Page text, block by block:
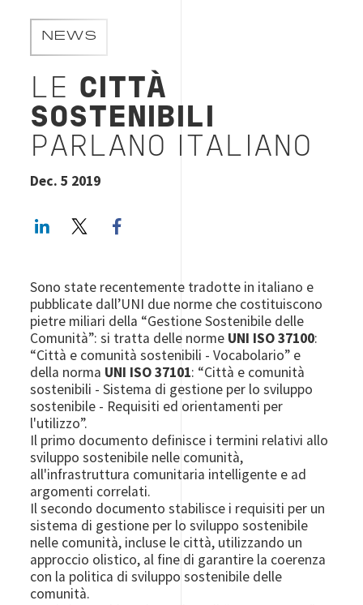
NEWS
LE CITTÀ
SOSTENIBILI
PARLANO ITALIANO
Dec. 5 2019
LinkedInTwitter
Sono state recentemente tradotte in italiano e
pubblicate dall’UNI due norme che costituiscono
pietre miliari della “Gestione Sostenibile delle
Comunità”: si tratta delle norme UNI ISO 37100:
“Città e comunità sostenibili - Vocabolario” e
della norma UNI ISO 37101: “Città e comunità
sostenibili - Sistema di gestione per lo sviluppo
sostenibile - Requisiti ed orientamenti per
l'utilizzo”.
Il primo documento definisce i termini relativi allo
sviluppo sostenibile nelle comunità,
all'infrastruttura comunitaria intelligente e ad
argomenti correlati.
Il secondo documento stabilisce i requisiti per un
sistema di gestione per lo sviluppo sostenibile
nelle comunità, incluse le città, utilizzando un
approccio olistico, al fine di garantire la coerenza
con la politica di sviluppo sostenibile delle
comunità.